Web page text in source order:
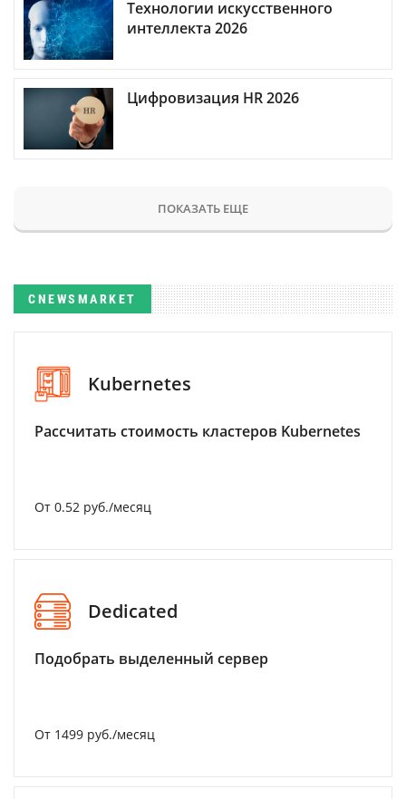
Технологии искусственного
интеллекта 2026
Цифровизация HR 2026
ПОКАЗАТЬ ЕЩЕ
CNEWSMARKET
Kubernetes
Рассчитать стоимость кластеров Kubernetes
От 0.52 руб./месяц
Dedicated
Подобрать выделенный сервер
От 1499 руб./месяц